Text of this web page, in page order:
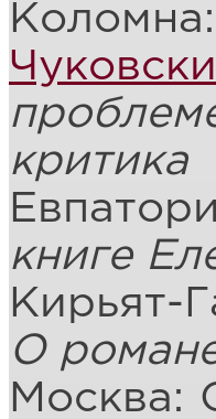
критика
книге
Кирьят-
О
Москва: